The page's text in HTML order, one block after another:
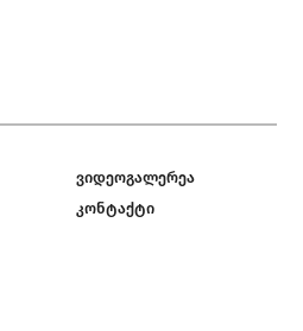
ვიდეოგალერეა
კონტაქტი